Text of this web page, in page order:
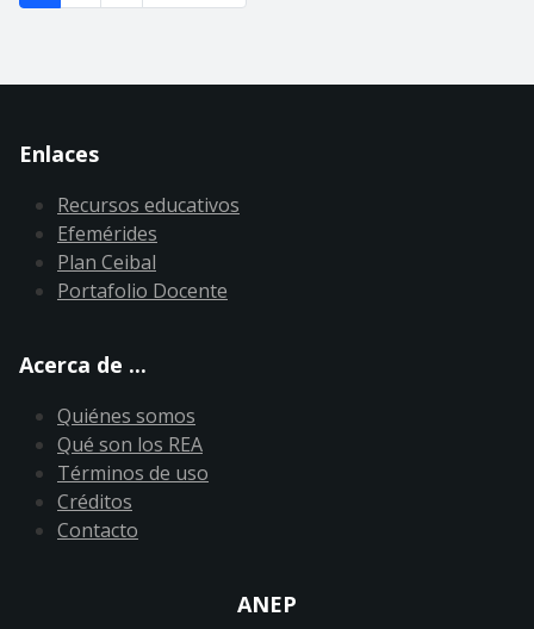
Enlaces
Recursos educativos
Efemérides
Plan Ceibal
Portafolio Docente
Acerca de ...
Quiénes somos
Qué son los REA
Términos de uso
Créditos
Contacto
ANEP